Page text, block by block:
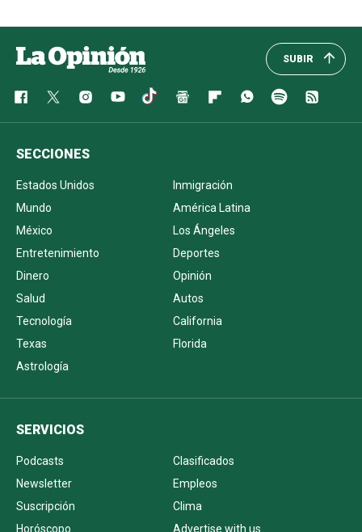
SUBIR
SECCIONES
Estados Unidos
Inmigración
Mundo
América Latina
México
Los Ángeles
Entretenimiento
Deportes
Dinero
Opinión
Salud
Autos
Tecnología
California
Texas
Florida
Astrología
SERVICIOS
Podcasts
Clasificados
Newsletter
Empleos
Suscripción
Clima
Horóscopo
Advertise with us